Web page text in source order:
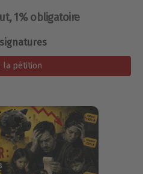
1% obligatoire
signatures
la pétition